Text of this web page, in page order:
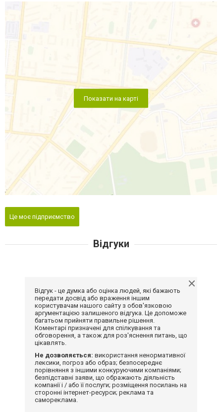
Показати на карті
Це моє підприємство
Відгуки
Відгук - це думка або оцінка людей, які бажають
передати досвід або враження іншим
користувачам нашого сайту з обов'язковою
аргументацією залишеного відгука. Це допоможе
багатьом прийняти правильне рішення.
Коментарі призначені для спілкування та
обговорення, а також для роз'яснення питань, що
цікавлять.
Не дозволяється: використання ненормативної
лексики, погроз або образ; безпосереднє
порівняння з іншими конкуруючими компаніями;
безпідставні заяви, що ображають діяльність
компанії і / або її послуги; розміщення посилань на
сторонні інтернет-ресурси; реклама та
самореклама.